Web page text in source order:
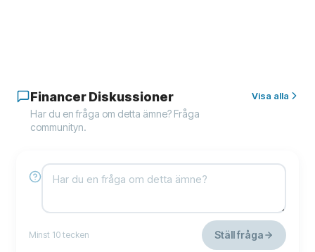
Financer Diskussioner
Har du en fråga om detta ämne? Fråga
communityn.
Visa alla
Minst 10 tecken Ställ fråga